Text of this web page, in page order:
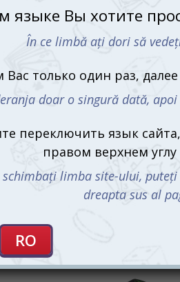
игры, не жертвуя
и портативностью. Теперь вы
природу, встреча с друзьями
подарить мгновения
возможностями
Карманный сохраняет всю
что вам не нужно
фигуры, и с каждым ходом
игровым полем. Каждая